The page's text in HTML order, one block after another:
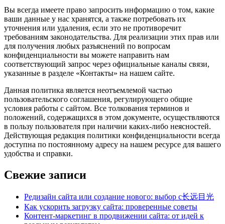
Вы всегда имеете право запросить информацию о том, какие
ваши данные у нас хранятся, а также потребовать их
уточнения или удаления, если это не противоречит
требованиям законодательства. Для реализации этих прав или
для получения любых разъяснений по вопросам
конфиденциальности вы можете направить нам
соответствующий запрос через официальные каналы связи,
указанные в разделе «Контакты» на нашем сайте.
Данная политика является неотъемлемой частью
пользовательского соглашения, регулирующего общие
условия работы с сайтом. Все толкования терминов и
положений, содержащихся в этом документе, осуществляются
в пользу пользователя при наличии каких-либо неясностей.
Действующая редакция политики конфиденциальности всегда
доступна по постоянному адресу на нашем ресурсе для вашего
удобства и справки.
Свежие записи
Редизайн сайта или создание нового: выбор с长远目光
Как ускорить загрузку сайта: проверенные советы
Контент-маркетинг в продвижении сайта: от идей к